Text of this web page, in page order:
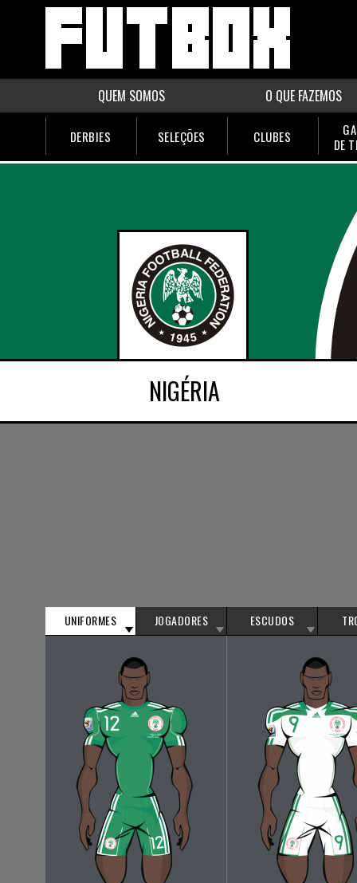
QUEM SOMOS O QUE FAZEMOS
DERBIES SELEÇÕES CLUBES
DE
NIGÉRIA
UNIFORMES JOGADORES ESCUDOS